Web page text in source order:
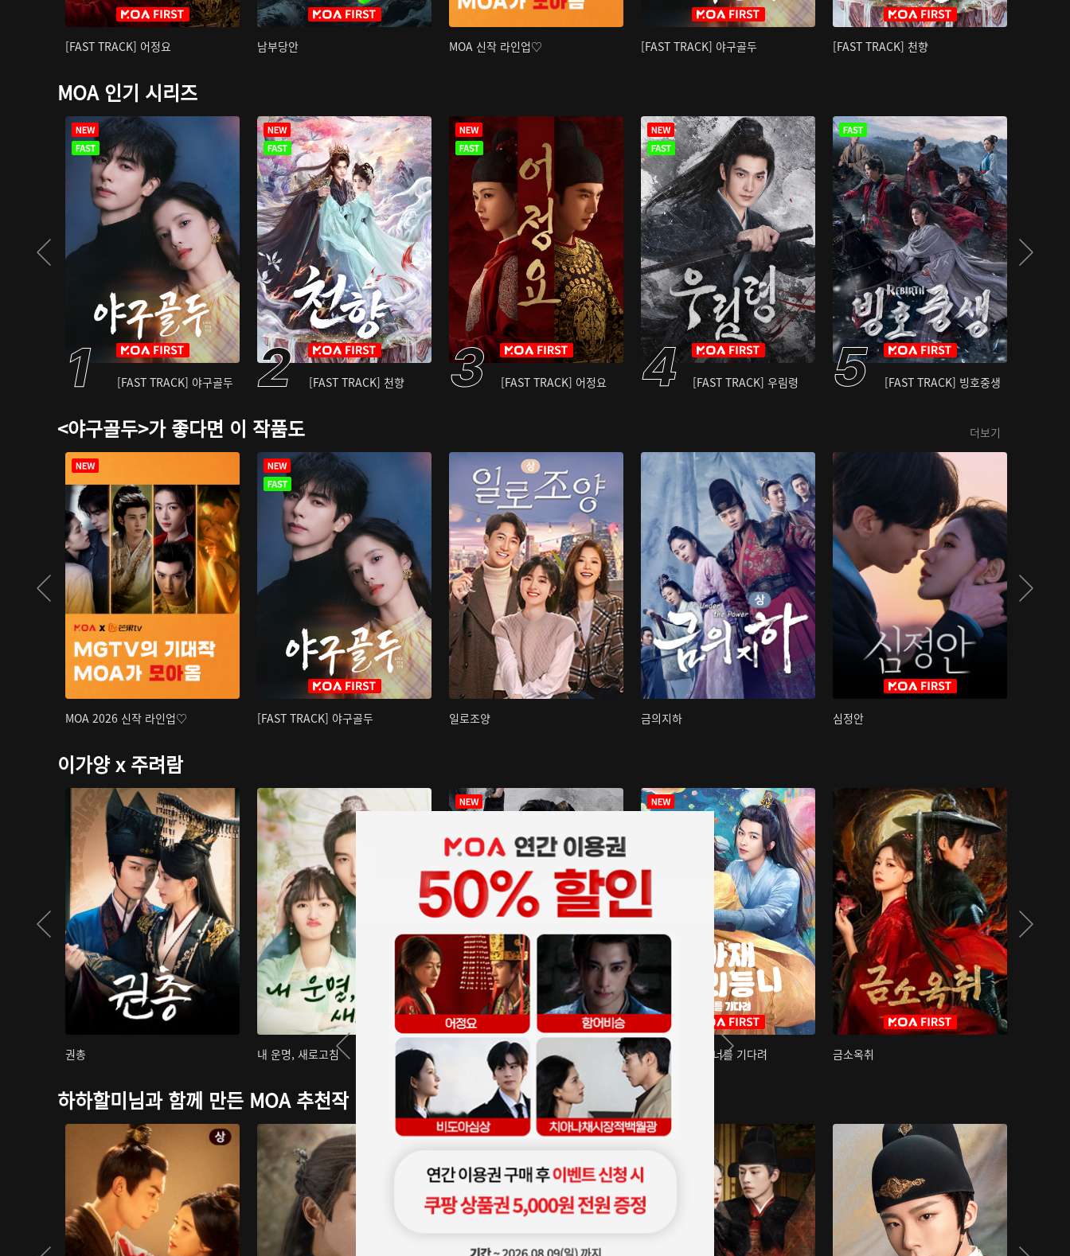
[FAST TRACK] 어정요 남부당안 MOA 신작 라인업♡ [FAST TRACK] 야구골두 [FAST TRACK] 천향
MOA 인기 시리즈
[FAST TRACK] 야구골두 [FAST TRACK] 천향 [FAST TRACK] 어정요 [FAST TRACK] 우림령 [FAST TRACK] 빙호중생
<야구골두>가 좋다면 이 작품도 더보기
MOA 2026 신작 라인업♡ [FAST TRACK] 야구골두 일로조양 금의지하 심정안
이가양 x 주려람
권총 내 운명, 새로고침 아재저리등니 : 너를 기다려 금소옥취
하하할미님과 함께 만든 MOA 추천작